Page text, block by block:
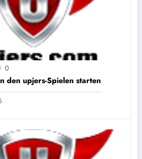
0
den upjers-Spielen starten